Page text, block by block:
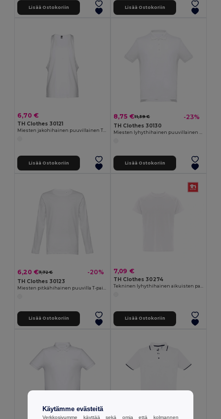
Lisää Ostokoriin Lisää Ostokoriin
6,70 €
TH Clothes 30121
Miesten jakohihainen puuvillainen T-paita
Lisää Ostokoriin
8,75 €11,39 € -23%
TH Clothes 30130
Miesten lyhythihainen puuvillainen poolopaita. Valkoinen väri
Lisää Ostokoriin
6,20 €7,72 € -20%
TH Clothes 30123
Lisää Ostokoriin
7,09 €
TH Clothes 30274
Lisää Ostokoriin
Käytämme evästeitä
Verkkosivumme käyttää sekä omia että kolmannen